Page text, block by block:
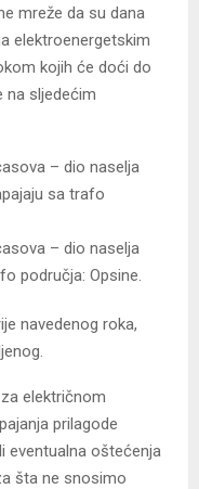
mreže da su dana
elektroenergetskim
kojih će doći do
na sljedećim
– dio naselja
sa trafo
– dio naselja
područja: Opsine.
navedenog roka,
električnom
prilagode
eventualna oštećenja
šta ne snosimo